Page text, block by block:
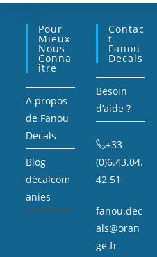
Pour
Mieux
Nous
Conna
Ître
A propos
de Fanou
Decals
Blog
décalcom
anies
Contac
T
Fanou
Decals
Besoin
d’aide ?
+33
(0)6.43.04.
42.51
fanou.dec
als@oran
ge.fr